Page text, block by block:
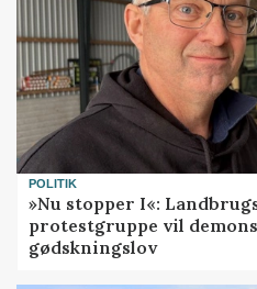
POLITIK
»Nu stopper I«:
protestgruppe vil
gødskningslov